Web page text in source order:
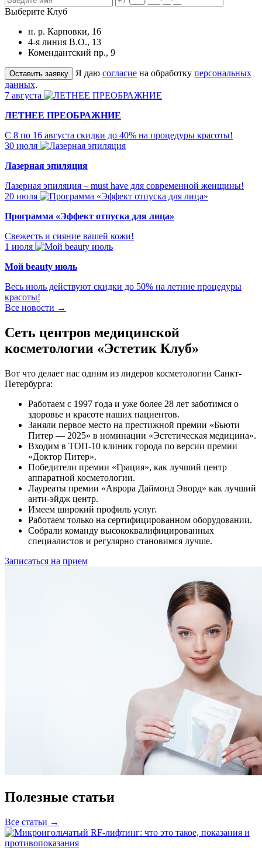
Выберите Клуб
н. р. Карповки, 16
4-я линия В.О., 13
Комендантский пр., 9
Я даю согласие на обработку персональных
данных.
7 августа
ЛЕТНЕЕ ПРЕОБРАЖНИЕ
С 8 по 16 августа скидки до 40% на процедуры красоты!
30 июля
Лазерная эпиляция
Лазерная эпиляция – must have для современной женщины!
20 июля
Программа «Эффект отпуска для лица»
Свежесть и сияние вашей кожи!
1 июля
Мой beauty июль
Весь июль действуют скидки до 50% на летние процедуры
красоты!
Все новости →
Сеть центров медицинской
косметологии «Эстетик Клуб»
Вот что делает нас одним из лидеров косметологии Санкт-
Петербурга:
Работаем с 1997 года и уже более 28 лет заботимся о
здоровье и красоте наших пациентов.
Заняли первое место на престижной премии «Бьюти
Питер — 2025» в номинации «Эстетическая медицина».
Входим в ТОП-10 клиник города по версии премии
«Доктор Питер».
Победители премии «Грация», как лучший центр
аппаратной косметологии.
Лауреаты премии «Аврора Даймонд Эворд» как лучший
анти-эйдж центр.
Имеем широкий профиль услуг.
Работаем только на сертифицированном оборудовании.
Собрали команду высококвалифицированных
специалистов и регулярно становимся лучше.
Записаться на прием
Полезные статьи
Все статьи →